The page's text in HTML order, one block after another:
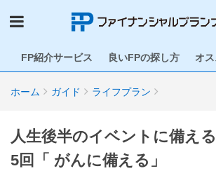
FP紹介サービス 良いFPの探し方 オ
ホーム ガイド ライフプラン
人生後半のイベントに備え
5回「 がんに備える」